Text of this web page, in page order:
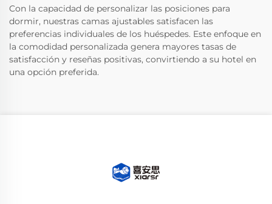
Con la capacidad de personalizar las posiciones para
dormir, nuestras camas ajustables satisfacen las
preferencias individuales de los huéspedes. Este enfoque en
la comodidad personalizada genera mayores tasas de
satisfacción y reseñas positivas, convirtiendo a su hotel en
una opción preferida.